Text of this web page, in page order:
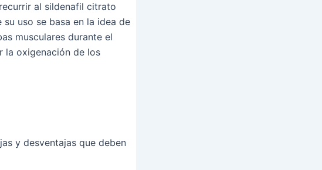
al sildenafil citrato
uso se basa en la idea de
musculares durante el
la oxigenación de los
y desventajas que deben